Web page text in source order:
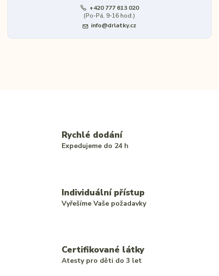
+420 777 613 020
(Po-Pá, 9-16 hod.)
info@drlatky.cz
Rychlé dodání
Expedujeme do 24 h
Individuální přístup
Vyřešíme Vaše požadavky
Certifikované látky
Atesty pro děti do 3 let